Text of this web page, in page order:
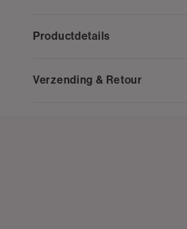
Productdetails
Verzending & Retour